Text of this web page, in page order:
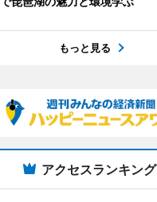
もっと見る
アクセスランキング